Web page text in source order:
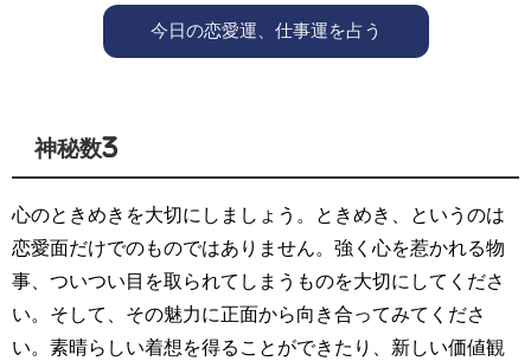
今日の恋愛運、仕事運を占う
神秘数3
心のときめきを大切にしましょう。ときめき、というのは
恋愛面だけでのものではありません。強く心を惹かれる物
事、ついつい目を取られてしまうものを大切にしてくださ
い。そして、その魅力に正面から向き合ってみてくださ
い。素晴らしい着想を得ることができたり、新しい価値観